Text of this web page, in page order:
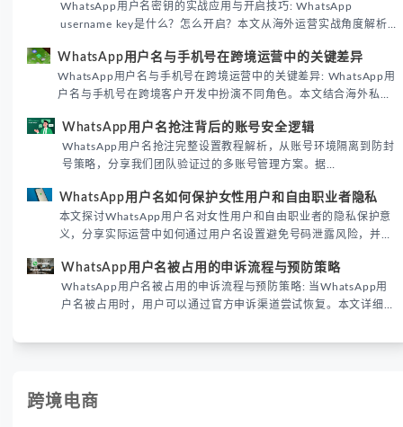
WhatsApp用户名密钥的实战应用与开启技巧: WhatsApp
username key是什么？怎么开启？本文从海外运营实战角度解析
境团队高效触达目标客户。
WhatsApp用户名与手机号在跨境运营中的关键差异
WhatsApp用户名与手机号在跨境运营中的关键差异: WhatsApp用
户名与手机号在跨境客户开发中扮演不同角色。本文结合海外私域
际差异，帮助团队优化WhatsApp营销策略。
WhatsApp用户名抢注背后的账号安全逻辑
WhatsApp用户名抢注完整设置教程解析，从账号环境隔离到防封
号策略，分享我们团队验证过的多账号管理方案。据
性直接影响转化率。
WhatsApp用户名如何保护女性用户和自由职业者隐私
本文探讨WhatsApp用户名对女性用户和自由职业者的隐私保护意
义，分享实际运营中如何通过用户名设置避免号码泄露风险，并提
已成为全球数字沟通的首要考量。
WhatsApp用户名被占用的申诉流程与预防策略
WhatsApp用户名被占用的申诉流程与预防策略: 当WhatsApp用
户名被占用时，用户可以通过官方申诉渠道尝试恢复。本文详细解
账号安全。
跨境电商